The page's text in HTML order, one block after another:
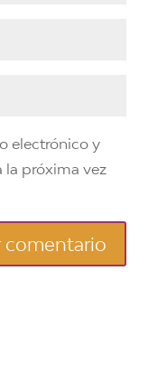
electrónico y
la próxima vez